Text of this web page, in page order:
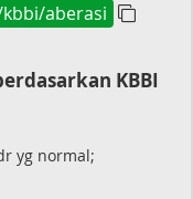
aberasi
KBBI
yg normal;